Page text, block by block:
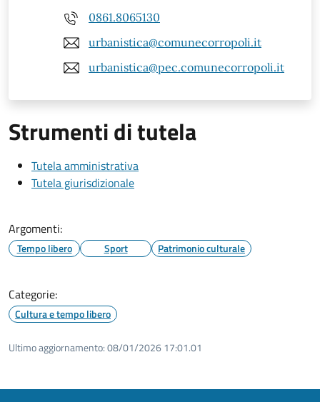
0861.8065130
urbanistica@comunecorropoli.it
urbanistica@pec.comunecorropoli.it
Strumenti di tutela
Tutela amministrativa
Tutela giurisdizionale
Argomenti:
Tempo libero Sport Patrimonio culturale
Categorie:
Cultura e tempo libero
Ultimo aggiornamento:08/01/2026 17:01.01